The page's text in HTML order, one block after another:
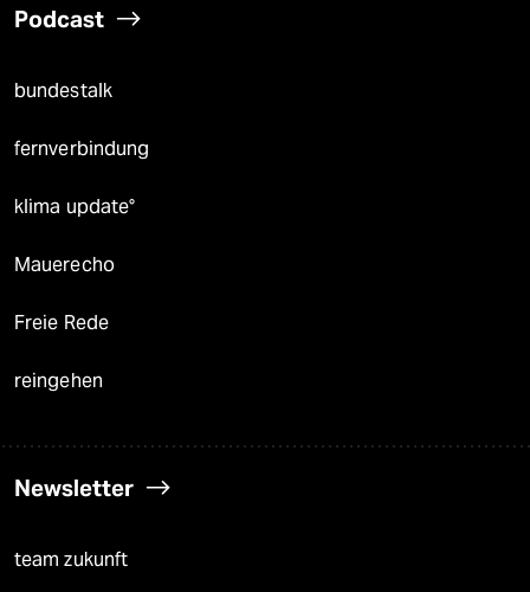
Podcast
bundestalk
fernverbindung
klima update°
Mauerecho
Freie Rede
reingehen
Newsletter
team zukunft